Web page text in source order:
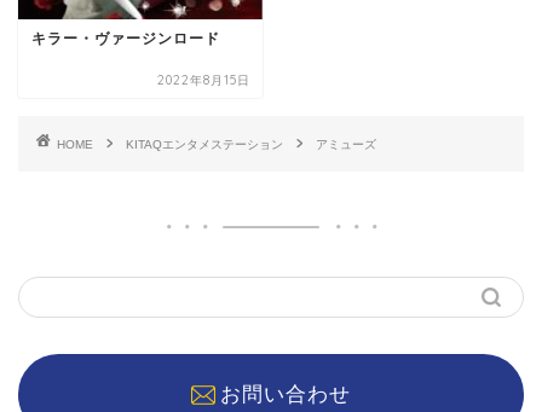
キラー・ヴァージンロード
2022年8月15日
HOME KITAQエンタメステーション アミューズ
お問い合わせ